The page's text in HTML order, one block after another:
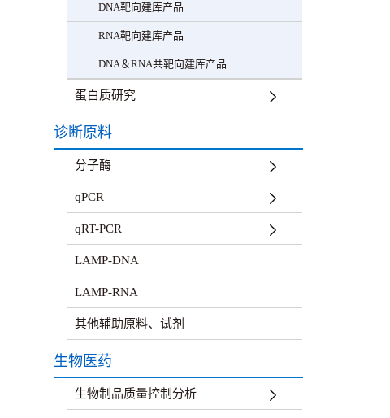
DNA靶向建库产品
RNA靶向建库产品
DNA＆RNA共靶向建库产品
蛋白质研究
诊断原料
分子酶
qPCR
qRT-PCR
LAMP-DNA
LAMP-RNA
其他辅助原料、试剂
生物医药
生物制品质量控制分析